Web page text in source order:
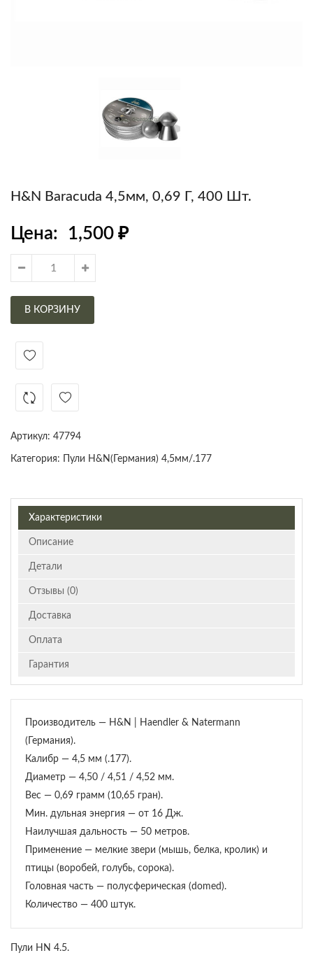
H&N Baracuda 4,5мм, 0,69 Г, 400 Шт.
Цена: 1,500 ₽
В КОРЗИНУ
Артикул: 47794
Категория: Пули H&N(Германия) 4,5мм/.177
Характеристики
Описание
Детали
Отзывы (0)
Доставка
Оплата
Гарантия
Производитель — H&N | Haendler & Natermann
(Германия).
Калибр — 4,5 мм (.177).
Диаметр — 4,50 / 4,51 / 4,52 мм.
Вес — 0,69 грамм (10,65 гран).
Мин. дульная энергия — от 16 Дж.
Наилучшая дальность — 50 метров.
Применение — мелкие звери (мышь, белка, кролик) и
птицы (воробей, голубь, сорока).
Головная часть — полусферическая (domed).
Количество — 400 штук.
Пули HN 4.5.